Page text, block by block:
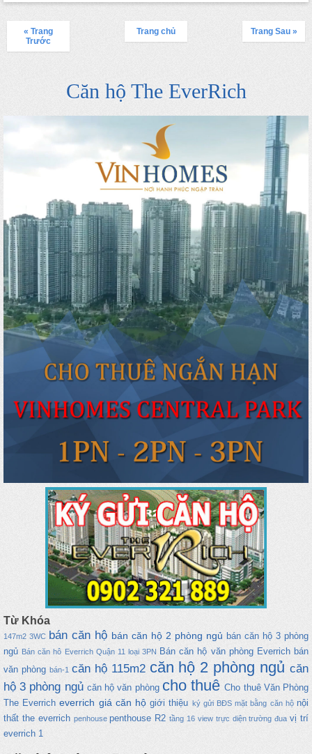
« Trang
Trước
Trang Sau »
Trang chủ
Căn hộ The EverRich
Từ Khóa
147m2 3WC bán căn hộ bán căn hộ 2 phòng ngủ bán căn hộ 3 phòng
ngủ Bán căn hô Everrich Quận 11 loại 3PN Bán căn hộ văn phòng Everrich bán
văn phòng bán-1 căn hộ 115m2 căn hộ 2 phòng ngủ căn
hộ 3 phòng ngủ căn hộ văn phòng cho thuê Cho thuê Văn Phòng
The Everrich everrich giá căn hộ giới thiệu ký gửi BĐS mặt bằng căn hộ nội
thất the everrich penhouse penthouse R2 tầng 16 view trực diện trường đua vị trí
everrich 1